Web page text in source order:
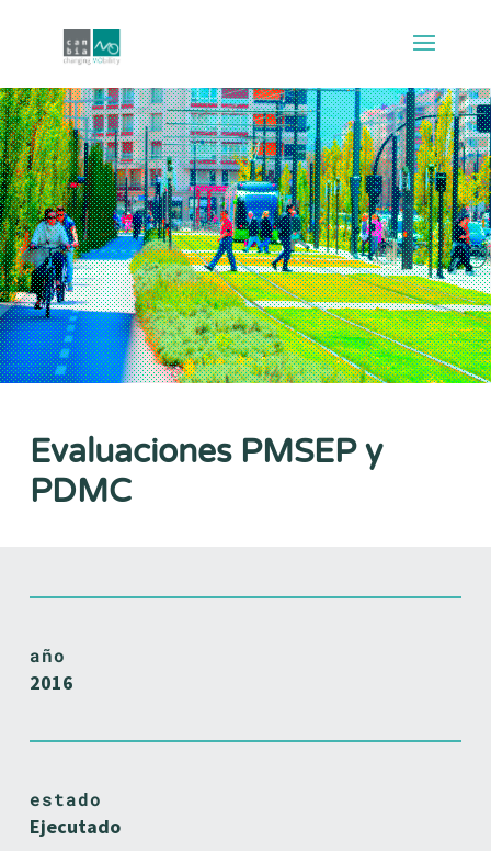
Evaluaciones PMSEP y
PDMC
año
2016
estado
Ejecutado